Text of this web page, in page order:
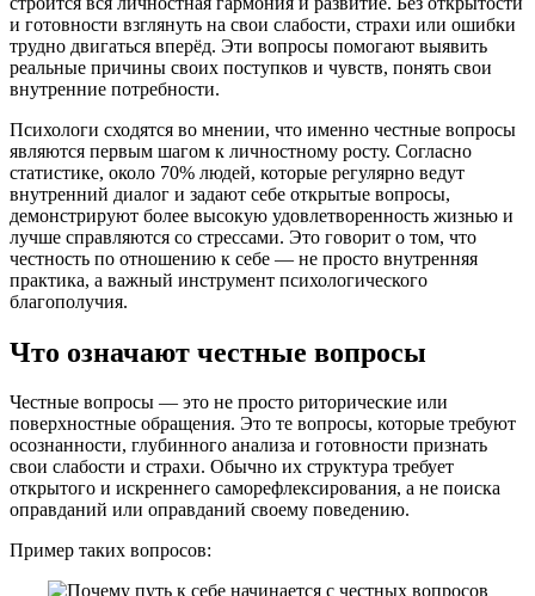
и готовности взглянуть на свои слабости, страхи или ошибки
трудно двигаться вперёд. Эти вопросы помогают выявить
реальные причины своих поступков и чувств, понять свои
внутренние потребности.
Психологи сходятся во мнении, что именно честные вопросы
являются первым шагом к личностному росту. Согласно
статистике, около 70% людей, которые регулярно ведут
внутренний диалог и задают себе открытые вопросы,
демонстрируют более высокую удовлетворенность жизнью и
лучше справляются со стрессами. Это говорит о том, что
честность по отношению к себе — не просто внутренняя
практика, а важный инструмент психологического
благополучия.
Что означают честные вопросы
Честные вопросы — это не просто риторические или
поверхностные обращения. Это те вопросы, которые требуют
осознанности, глубинного анализа и готовности признать
свои слабости и страхи. Обычно их структура требует
открытого и искреннего саморефлексирования, а не поиска
оправданий или оправданий своему поведению.
Пример таких вопросов: